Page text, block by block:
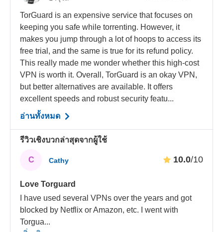
TorGuard is an expensive service that focuses on
keeping you safe while torrenting. However, it
makes you jump through a lot of hoops to access its
free trial, and the same is true for its refund policy.
This really made me wonder whether this high-cost
VPN is worth it. Overall, TorGuard is an okay VPN,
but better alternatives are available. It offers
excellent speeds and robust security featu...
อ่านทั้งหมด
รีวิวเชิงบวกล่าสุดจากผู้ใช้
C Cathy 10.0/10
Love Torguard
I have used several VPNs over the years and got
blocked by Netflix or Amazon, etc. I went with
Torgua...